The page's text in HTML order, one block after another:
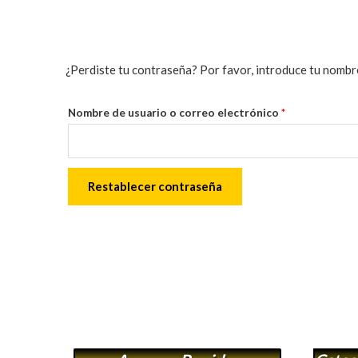
¿Perdiste tu contraseña? Por favor, introduce tu
Nombre de usuario o correo electrónico *
Restablecer contraseña